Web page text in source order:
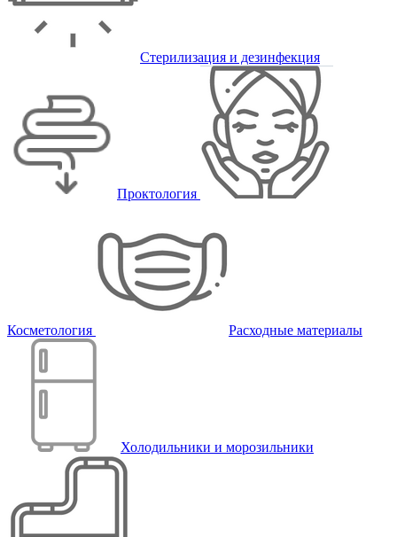
Стерилизация и дезинфекция
Проктология
Косметология Расходные материалы
Холодильники и морозильники